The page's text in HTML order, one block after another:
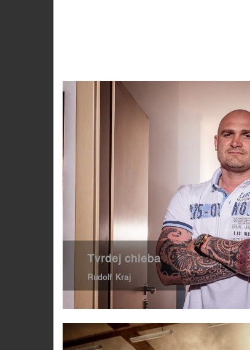
Tvrdej chleba
Rudolf Kraj